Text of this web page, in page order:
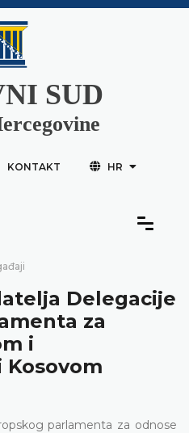
SUD
KONTAKT HR
Delegacije
za
i
Kosovom
parlamenta za odnose